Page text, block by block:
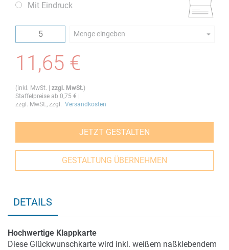
Mit Eindruck
Menge eingeben
11,65 €
(inkl. MwSt. | zzgl. MwSt.)
Staffelpreise ab 0,75 € |
zzgl. MwSt., zzgl. Versandkosten
JETZT GESTALTEN
GESTALTUNG ÜBERNEHMEN
DETAILS
Hochwertige Klappkarte
Diese Glückwunschkarte wird inkl. weißem naßklebendem